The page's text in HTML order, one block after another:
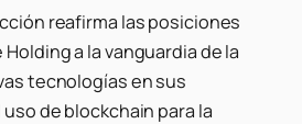
reafirma las posiciones
Holding a la vanguardia de la
tecnologías en sus
de blockchain para la